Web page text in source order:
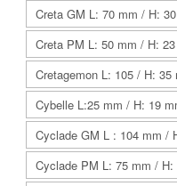
Creta GM L: 70 mm / H:
Creta PM L: 50 mm / H:
Cretagemon L: 105 / H: 35
Cybelle L:25 mm / H: 19
Cyclade GM L : 104 mm /
Cyclade PM L: 75 mm / H: